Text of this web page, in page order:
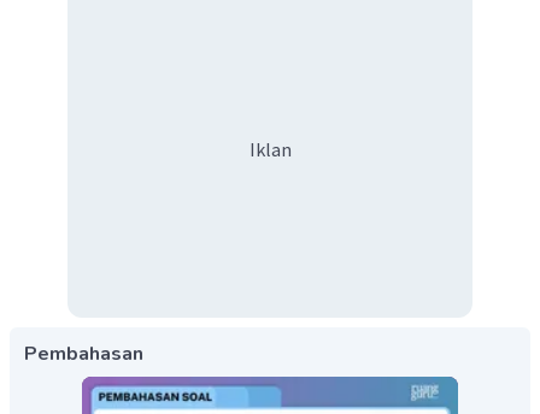
Iklan
Pembahasan